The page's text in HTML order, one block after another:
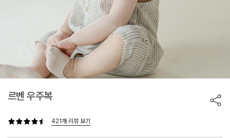
르벤 우주복
421개 리뷰 보기